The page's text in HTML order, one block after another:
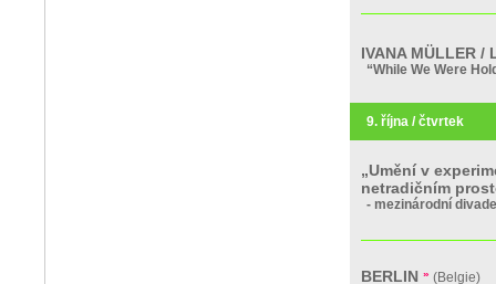
IVANA MÜLLER /
“While We Were
9. října / čtvrtek
„Umění v
netradičním
- mezinárodní
BERLIN » (Belgie)